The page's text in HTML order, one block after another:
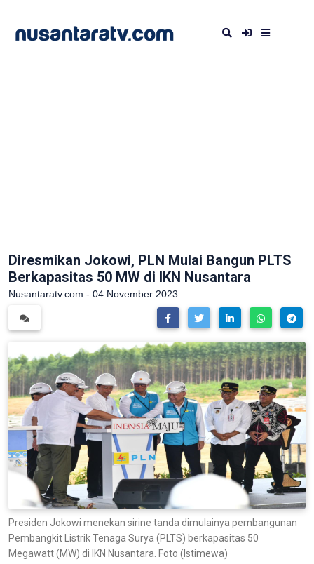
Diresmikan Jokowi, PLN Mulai Bangun PLTS
Berkapasitas 50 MW di IKN Nusantara
Nusantaratv.com - 04 November 2023
Presiden Jokowi menekan sirine tanda dimulainya pembangunan
Pembangkit Listrik Tenaga Surya (PLTS) berkapasitas 50
Megawatt (MW) di IKN Nusantara. Foto (Istimewa)